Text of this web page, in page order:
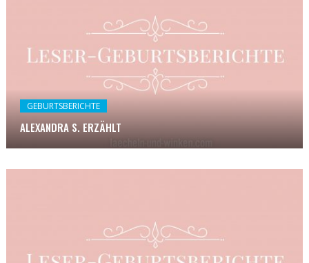
GEBURTSBERICHTE
ALEXANDRA S. ERZÄHLT